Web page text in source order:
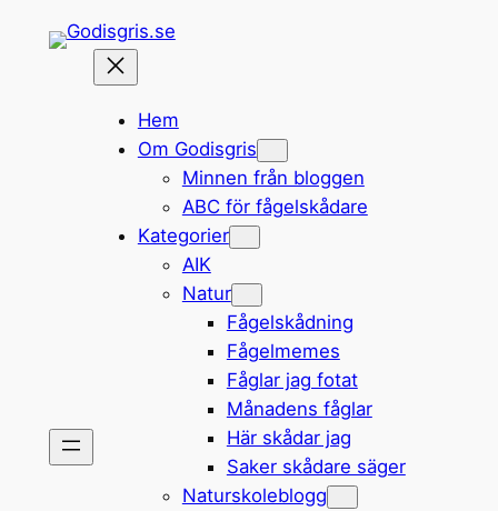
Hem
Om Godisgris
Minnen från bloggen
ABC för fågelskådare
Kategorier
AIK
Natur
Fågelskådning
Fågelmemes
Fåglar jag fotat
Månadens fåglar
Här skådar jag
Saker skådare säger
Naturskoleblogg